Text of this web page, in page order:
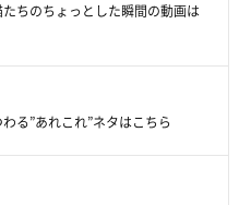
ちのちょっとした瞬間の動画は
る”あれこれ”ネタはこちら